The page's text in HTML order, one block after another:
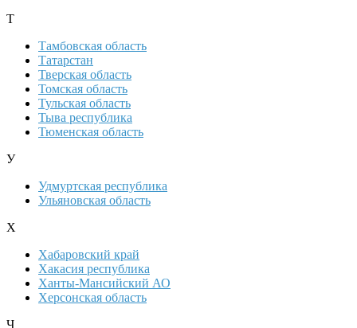
Т
Тамбовская область
Татарстан
Тверская область
Томская область
Тульская область
Тыва республика
Тюменская область
У
Удмуртская республика
Ульяновская область
Х
Хабаровский край
Хакасия республика
Ханты-Мансийский АО
Херсонская область
Ч